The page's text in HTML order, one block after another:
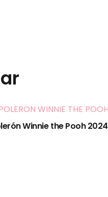
Winnie the Pooh 2024